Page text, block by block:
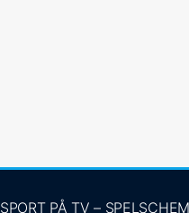
SPORT PÅ TV –